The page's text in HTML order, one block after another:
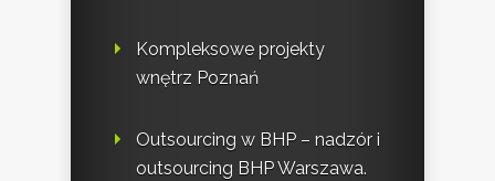
Kompleksowe projekty
wnętrz Poznań
Outsourcing w BHP – nadzór i
outsourcing BHP Warszawa.